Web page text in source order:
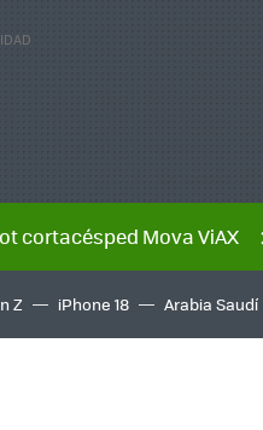
cortacésped Mova ViAX
Z iPhone 18 Arabia Saudí